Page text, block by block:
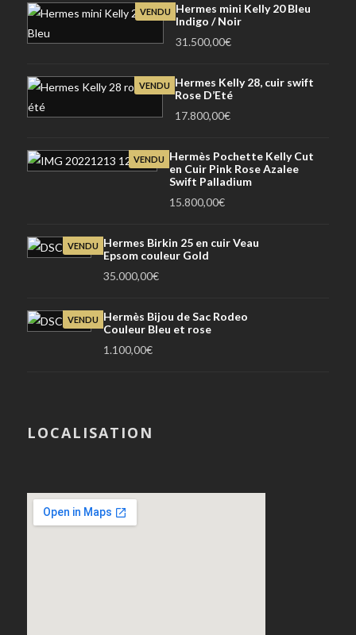
VENDU
Hermes mini Kelly 20 Bleu
Indigo / Noir
31.500,00€
VENDU
Hermes Kelly 28, cuir swift
Rose D’Eté
17.800,00€
VENDU
Hermès Pochette Kelly Cut
en Cuir Pink Rose Azalee
Swift Palladium
15.800,00€
VENDU
Hermes Birkin 25 en cuir Veau
Epsom couleur Gold
35.000,00€
VENDU
Hermès Bijou de Sac Rodeo
Couleur Bleu et rose
1.100,00€
LOCALISATION